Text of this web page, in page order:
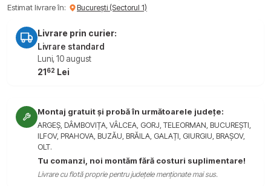
Estimat livrare în:
București (Sectorul 1)
Livrare prin curier:
Livrare standard
Luni, 10 august
21 62 Lei
Montaj gratuit și probă în următoarele județe:
ARGEȘ, DÂMBOVIȚA, VÂLCEA, GORJ, TELEORMAN, BUCUREȘTI,
ILFOV, PRAHOVA, BUZĂU, BRĂILA, GALAȚI, GIURGIU, BRAȘOV,
OLT.
Tu comanzi, noi montăm fără costuri suplimentare!
Livrare cu flotă proprie pentru județele menționate mai sus.